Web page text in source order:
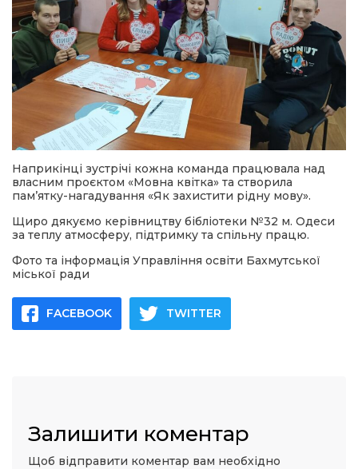
Наприкінці зустрічі кожна команда працювала над
власним проєктом «Мовна квітка» та створила
пам’ятку-нагадування «Як захистити рідну мову».
Щиро дякуємо керівництву бібліотеки №32 м. Одеси
за теплу атмосферу, підтримку та спільну працю.
Фото та інформація Управління освіти Бахмутської
міської ради
FACEBOOK TWITTER
Залишити коментар
Щоб відправити коментар вам необхідно